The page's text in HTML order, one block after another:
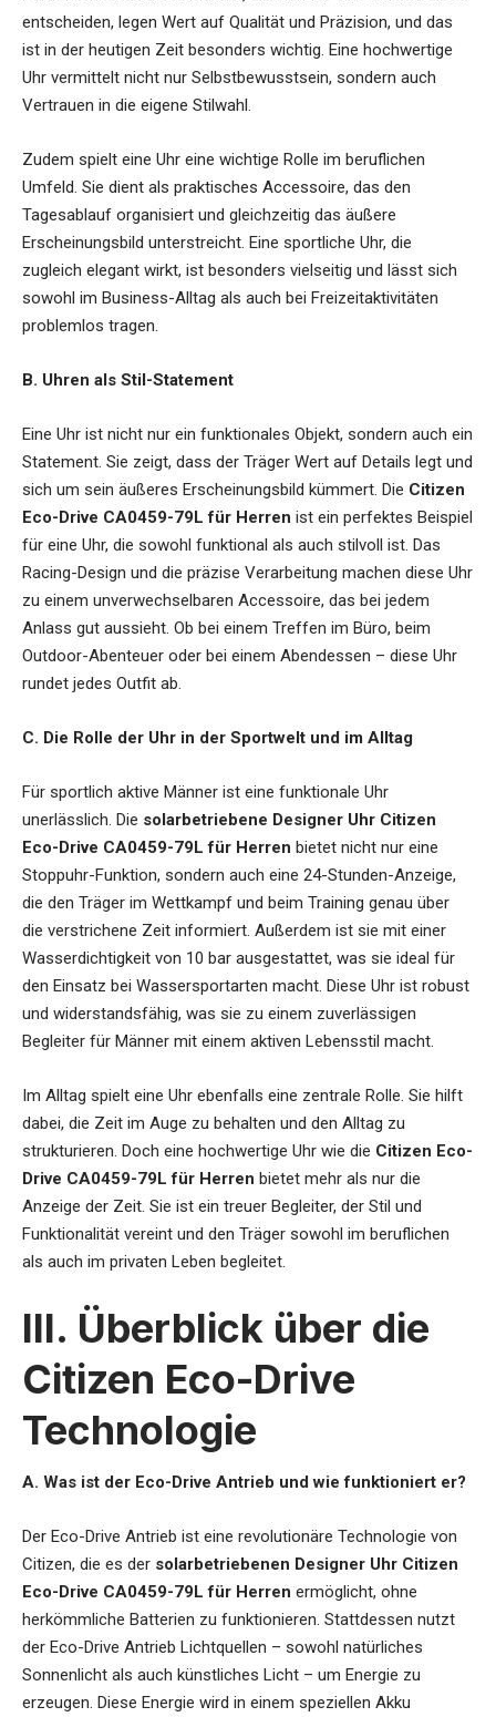
entscheiden, legen Wert auf Qualität und Präzision, und das
ist in der heutigen Zeit besonders wichtig. Eine hochwertige
Uhr vermittelt nicht nur Selbstbewusstsein, sondern auch
Vertrauen in die eigene Stilwahl.
Zudem spielt eine Uhr eine wichtige Rolle im beruflichen
Umfeld. Sie dient als praktisches Accessoire, das den
Tagesablauf organisiert und gleichzeitig das äußere
Erscheinungsbild unterstreicht. Eine sportliche Uhr, die
zugleich elegant wirkt, ist besonders vielseitig und lässt sich
sowohl im Business-Alltag als auch bei Freizeitaktivitäten
problemlos tragen.
B. Uhren als Stil-Statement
Eine Uhr ist nicht nur ein funktionales Objekt, sondern auch ein
Statement. Sie zeigt, dass der Träger Wert auf Details legt und
sich um sein äußeres Erscheinungsbild kümmert. Die Citizen
Eco-Drive CA0459-79L für Herren ist ein perfektes Beispiel
für eine Uhr, die sowohl funktional als auch stilvoll ist. Das
Racing-Design und die präzise Verarbeitung machen diese Uhr
zu einem unverwechselbaren Accessoire, das bei jedem
Anlass gut aussieht. Ob bei einem Treffen im Büro, beim
Outdoor-Abenteuer oder bei einem Abendessen – diese Uhr
rundet jedes Outfit ab.
C. Die Rolle der Uhr in der Sportwelt und im Alltag
Für sportlich aktive Männer ist eine funktionale Uhr
unerlässlich. Die solarbetriebene Designer Uhr Citizen
Eco-Drive CA0459-79L für Herren bietet nicht nur eine
Stoppuhr-Funktion, sondern auch eine 24-Stunden-Anzeige,
die den Träger im Wettkampf und beim Training genau über
die verstrichene Zeit informiert. Außerdem ist sie mit einer
Wasserdichtigkeit von 10 bar ausgestattet, was sie ideal für
den Einsatz bei Wassersportarten macht. Diese Uhr ist robust
und widerstandsfähig, was sie zu einem zuverlässigen
Begleiter für Männer mit einem aktiven Lebensstil macht.
Im Alltag spielt eine Uhr ebenfalls eine zentrale Rolle. Sie hilft
dabei, die Zeit im Auge zu behalten und den Alltag zu
strukturieren. Doch eine hochwertige Uhr wie die Citizen Eco-
Drive CA0459-79L für Herren bietet mehr als nur die
Anzeige der Zeit. Sie ist ein treuer Begleiter, der Stil und
Funktionalität vereint und den Träger sowohl im beruflichen
als auch im privaten Leben begleitet.
III. Überblick über die
Citizen Eco-Drive
Technologie
A. Was ist der Eco-Drive Antrieb und wie funktioniert er?
Der Eco-Drive Antrieb ist eine revolutionäre Technologie von
Citizen, die es der solarbetriebenen Designer Uhr Citizen
Eco-Drive CA0459-79L für Herren ermöglicht, ohne
herkömmliche Batterien zu funktionieren. Stattdessen nutzt
der Eco-Drive Antrieb Lichtquellen – sowohl natürliches
Sonnenlicht als auch künstliches Licht – um Energie zu
erzeugen. Diese Energie wird in einem speziellen Akku